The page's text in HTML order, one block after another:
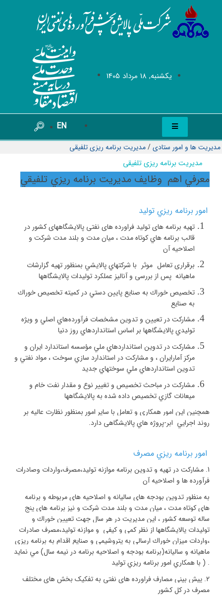
يکشنبه, 18 مرداد 1405
EN
مدیریت ها و امور ستادی/مدیریت برنامه ریزی تلفیقی
مدیریت برنامه ریزی تلفیقی
معرفي اهم وظايف مديريت برنامه ريزي تلفيقي
امور برنامه ريزي توليد
تهيه برنامه هایتولید فراورده های نفتی پالایشگاههای کشور در
قالب برنامه هاي كوتاه مدت ، ميان مدت و بلند مدت شركت و
اصلاحيه آن
برقراری تعامل موثر با شركتهاي پالايشي بمنظور تهيه گزارشات
ماهيانه پس از بررسی و آنالیز عملکرد تولیدات پالایشگاهها
تخصيص خوراك به صنايع پايين دستي در كميته تخصيص خوراك
به صنايع
مشاركت در تعيين و تدوين مشخصات فرآورده‌هاي اصلي و ويژه
توليدي پالايشگاهها بر اساس استانداردهاي روز دنيا
مشاركت در تدوين استانداردهاي ملي مؤسسه استاندارد ايران و
مركز آمارايران ، و مشاركت در استاندارد سازي سوخت ، مواد نفتي و
تدوين استانداردهاي ملي سوختهاي جديد
مشاركت در مباحث تخصيص و تغيير نوع و مقدار نفت خام و
ميعانات گازي تخصيص داده شده به پالايشگاهها
همچنین این امور همکاری و تعامل با سایر امور بمنظور نظارت عالیه بر
روند اجرايي ابر-پروژه هاي پالایشگاهی دارد.
امور برنامه ريزي مصرف
1. مشاركت در تهيه و تدوين برنامه موازنه توليد،مصرف،واردات وصادرات
فرآورده ها و اصلاحيه آن
به منظور تدوين بودجه هاي ساليانه و اصلاحيه هاي مربوطه و برنامه
هاي كوتاه مدت ، ميان مدت و بلند مدت شركت و نيز برنامه هاي پنج
ساله توسعه كشور ، اين مديريت در هر سال جهت تعيين خوراك و
توليدات پالايشگاهها از نظر كمي و كيفي و موازنه توليد،مصرف صادرات
،واردات ميزان خوراك ارسالي به پتروشيمي و صنايع اقدام به برنامه ريزي
ماهيانه و ساليانه(برنامه بودجه و اصلاحيه برنامه در نيمه سال) مي نمايد
. ( با همكاري امور برنامه ريزي توليد
2. پیش بینی مصارف فراورده های نفتی به تفکیک بخش های مختلف
مصرف در کل کشور